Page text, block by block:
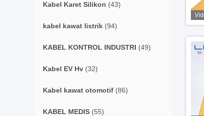
Kabel Karet Silikon (43)
kabel kawat listrik (94)
KABEL KONTROL INDUSTRI (49)
Kabel EV Hv (32)
Kabel kawat otomotif (86)
KABEL MEDIS (55)